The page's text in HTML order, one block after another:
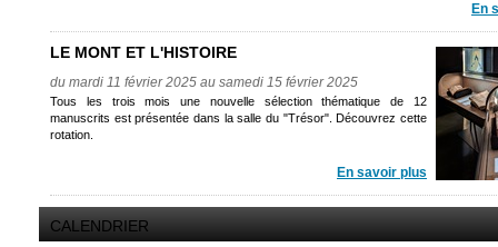
En
LE MONT ET L'HISTOIRE
du mardi 11 février 2025 au samedi 15 février 2025
Tous les trois mois une nouvelle sélection thématique de 12
manuscrits est présentée dans la salle du "Trésor". Découvrez cette
rotation.
En savoir plus
CALENDRIER